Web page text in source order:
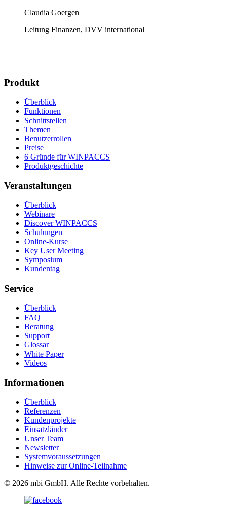
Claudia Goergen
Leitung Finanzen, DVV international
Produkt
Überblick
Funktionen
Schnittstellen
Themen
Benutzerrollen
Preise
6 Gründe für WINPACCS
Produktgeschichte
Veranstaltungen
Überblick
Webinare
Discover WINPACCS
Schulungen
Online-Kurse
Key User Meeting
Symposium
Kundentag
Service
Überblick
FAQ
Beratung
Support
Glossar
White Paper
Videos
Informationen
Überblick
Referenzen
Kundenprojekte
Einsatzländer
Unser Team
Newsletter
Systemvoraussetzungen
Hinweise zur Online-Teilnahme
© 2026 mbi GmbH. Alle Rechte vorbehalten.